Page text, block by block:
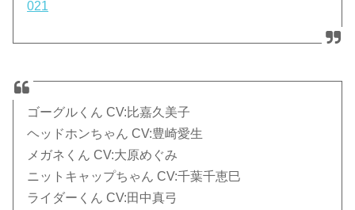
021
ゴーグルくん CV:比嘉久美子
ヘッドホンちゃん CV:豊崎愛生
メガネくん CV:大原めぐみ
ニットキャップちゃん CV:千葉千恵巳
ライダーくん CV:田中真弓